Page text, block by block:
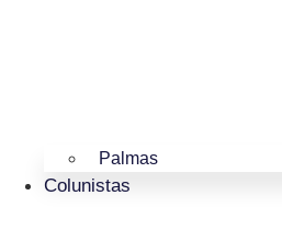
Palmas
Colunistas